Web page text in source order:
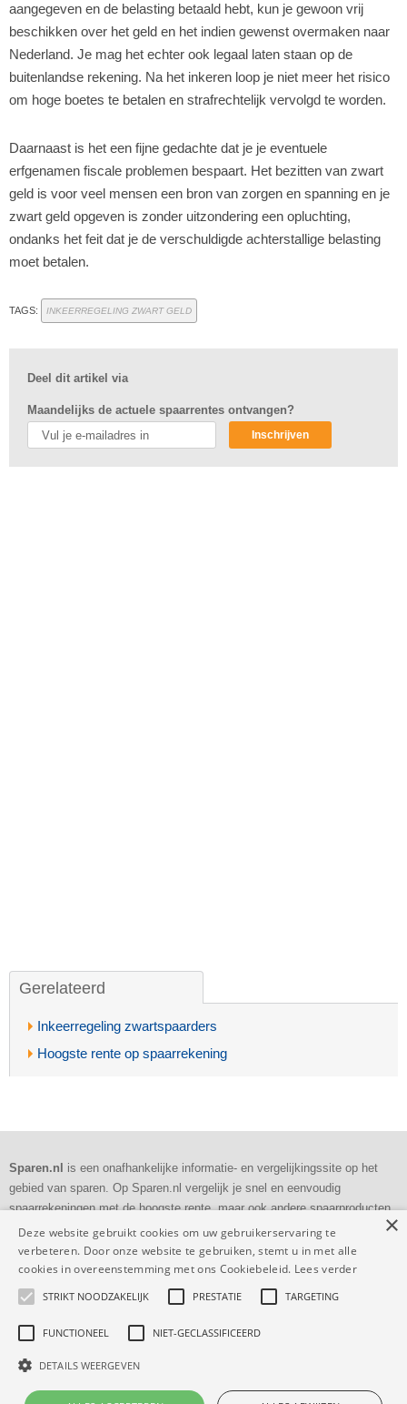
aangegeven en de belasting betaald hebt, kun je gewoon vrij
beschikken over het geld en het indien gewenst overmaken naar
Nederland. Je mag het echter ook legaal laten staan op de
buitenlandse rekening. Na het inkeren loop je niet meer het risico
om hoge boetes te betalen en strafrechtelijk vervolgd te worden.
Daarnaast is het een fijne gedachte dat je je eventuele
erfgenamen fiscale problemen bespaart. Het bezitten van zwart
geld is voor veel mensen een bron van zorgen en spanning en je
zwart geld opgeven is zonder uitzondering een opluchting,
ondanks het feit dat je de verschuldigde achterstallige belasting
moet betalen.
TAGS: INKEERREGELING ZWART GELD
Deel dit artikel via
Maandelijks de actuele spaarrentes ontvangen?
Inschrijven
Gerelateerd
Inkeerregeling zwartspaarders
Hoogste rente op spaarrekening
Sparen.nl
is een onafhankelijke informatie- en vergelijkingssite op het
gebied van sparen. Op Sparen.nl vergelijk je snel en eenvoudig
spaarrekeningen met de hoogste rente, maar ook andere spaarproducten
als deposito's en bankspaarrekeningen.
Dagelijksecontrole
Volledig en
53.726 vergelijkingen
deze maand
WFT-vergunning: 12017732
×
Deze website gebruikt cookies om uw gebruikerservaring te
verbeteren. Door onze website te gebruiken, stemt u in met alle
cookies in overeenstemming met ons Cookiebeleid. Lees verder
STRIKT NOODZAKELIJK PRESTATIE TARGETING
FUNCTIONEEL NIET-GECLASSIFICEERD
DETAILS WEERGEVEN